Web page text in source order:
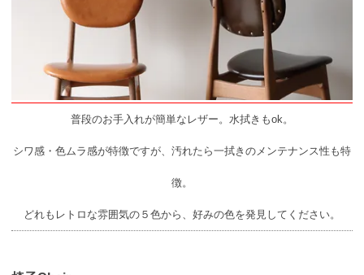
普段のお手入れが簡単なレザー。水拭きもok。
シワ感・色ムラ感が特徴ですが、汚れたら一拭きのメンテナンス性も特
徴。
どれもレトロな雰囲気の５色から、好みの色を発見してください。